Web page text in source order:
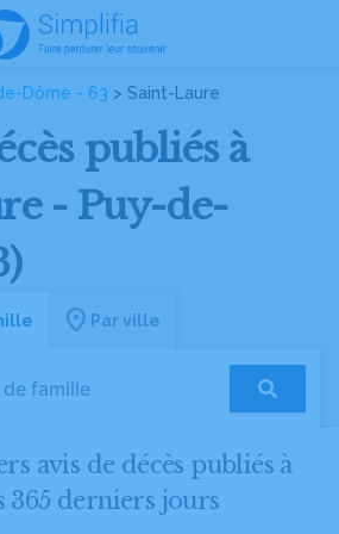
Dôme - 63 > Saint-Laure
publiés à
- Puy-de-
Par ville
avis de décès publiés à
365 derniers jours